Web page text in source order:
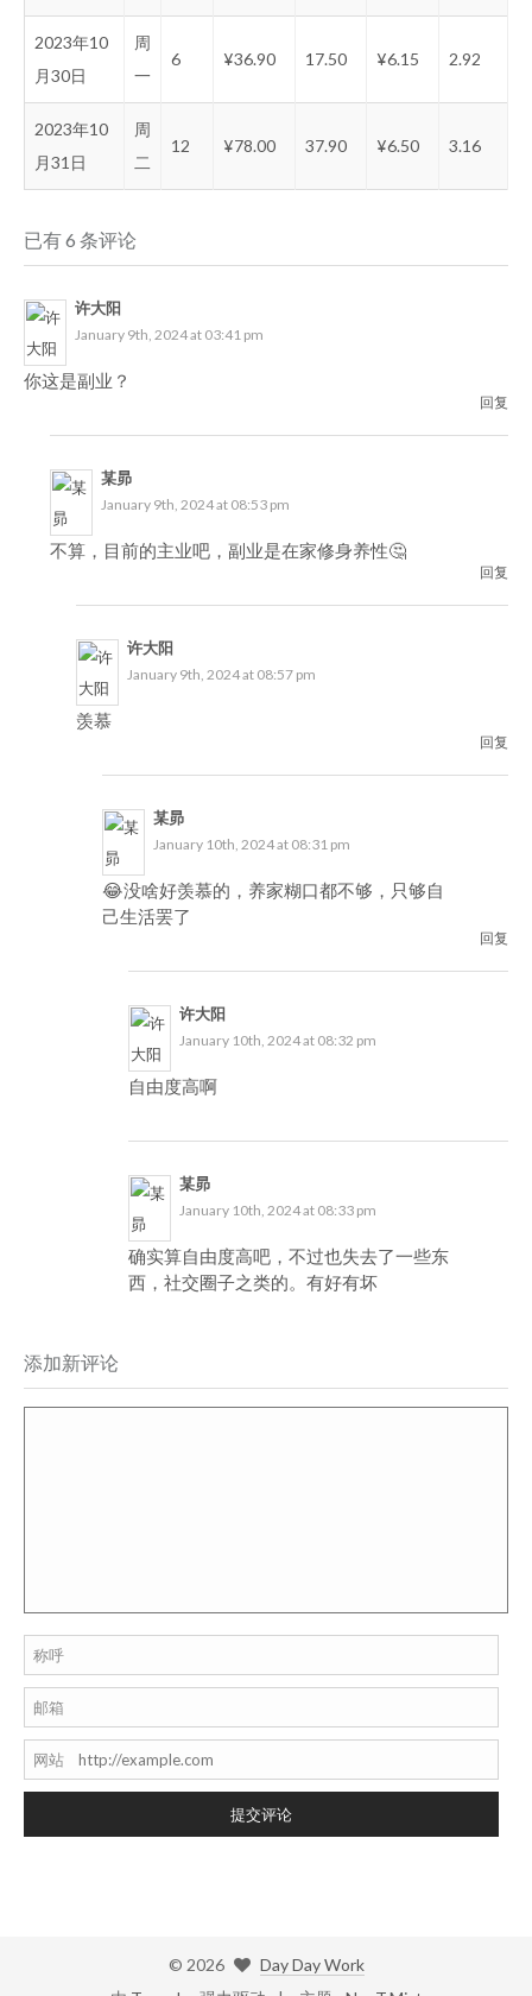
2023年10
月30日
周
一
6 ¥36.90 17.50 ¥6.15 2.92
2023年10
月31日
周
二
12 ¥78.00 37.90 ¥6.50 3.16
已有 6 条评论
许大阳
January 9th, 2024 at 03:41 pm
你这是副业？
回复
某昴
January 9th, 2024 at 08:53 pm
不算，目前的主业吧，副业是在家修身养性🤔
回复
许大阳
January 9th, 2024 at 08:57 pm
羡慕
回复
某昴
January 10th, 2024 at 08:31 pm
😂没啥好羡慕的，养家糊口都不够，只够自
己生活罢了
回复
许大阳
January 10th, 2024 at 08:32 pm
自由度高啊
某昴
January 10th, 2024 at 08:33 pm
确实算自由度高吧，不过也失去了一些东
西，社交圈子之类的。有好有坏
添加新评论
称呼
邮箱
网站
提交评论
© 2026
Day Day Work